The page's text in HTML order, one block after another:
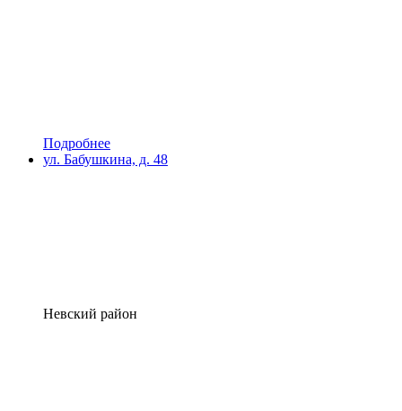
Подробнее
ул. Бабушкина, д. 48
Невский район